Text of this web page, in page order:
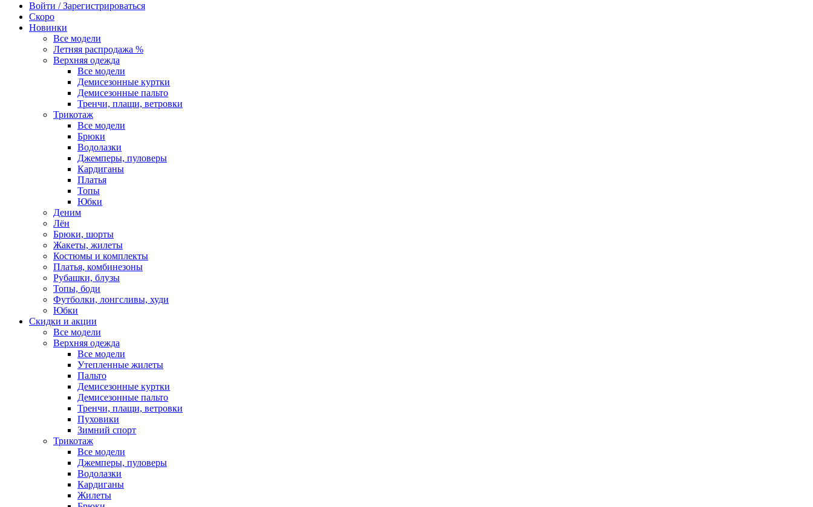
Войти / Зарегистрироваться
Скоро
Новинки
Все модели
Летняя распродажа %
Верхняя одежда
Все модели
Демисезонные куртки
Демисезонные пальто
Тренчи, плащи, ветровки
Трикотаж
Все модели
Брюки
Водолазки
Джемперы, пуловеры
Кардиганы
Платья
Топы
Юбки
Деним
Лён
Брюки, шорты
Жакеты, жилеты
Костюмы и комплекты
Платья, комбинезоны
Рубашки, блузы
Топы, боди
Футболки, лонгсливы, худи
Юбки
Скидки и акции
Все модели
Верхняя одежда
Все модели
Утепленные жилеты
Пальто
Демисезонные куртки
Демисезонные пальто
Тренчи, плащи, ветровки
Пуховики
Зимний спорт
Трикотаж
Все модели
Джемперы, пуловеры
Водолазки
Кардиганы
Жилеты